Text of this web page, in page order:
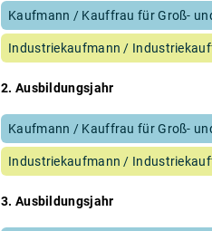
Industriekaufmann /
2. Ausbildungsjahr
Kaufmann / Kauffrau für Groß-
Industriekaufmann /
3. Ausbildungsjahr